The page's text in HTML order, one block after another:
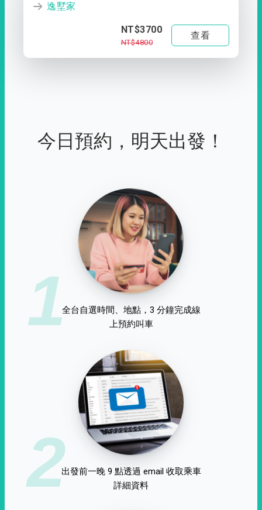
逸墅家
NT$3700
NT$4800
查看
今日預約，明天出發！
1全台自選時間、地點，3 分鐘完成線
上預約叫車
2出發前一晚 9 點透過 email 收取乘車
詳細資料